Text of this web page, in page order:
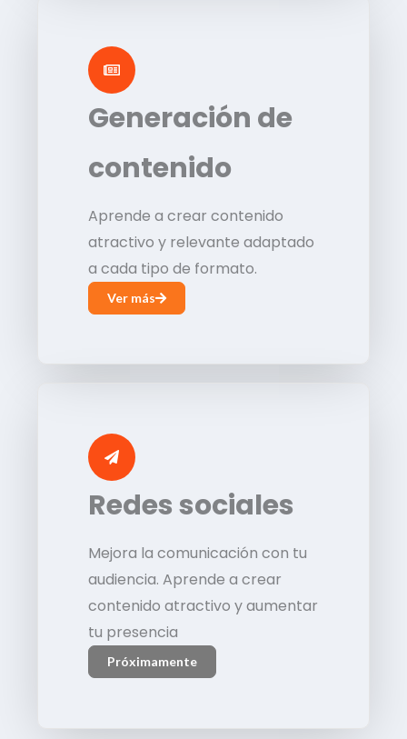
Generación de
contenido
Aprende a crear contenido
atractivo y relevante adaptado
a cada tipo de formato.
Ver más
Redes sociales
Mejora la comunicación con tu
audiencia. Aprende a crear
contenido atractivo y aumentar
tu presencia
Próximamente